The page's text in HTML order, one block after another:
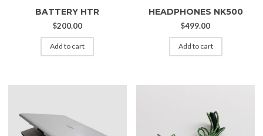
BATTERY HTR
$200.00
Add to cart
HEADPHONES NK500
$499.00
Add to cart